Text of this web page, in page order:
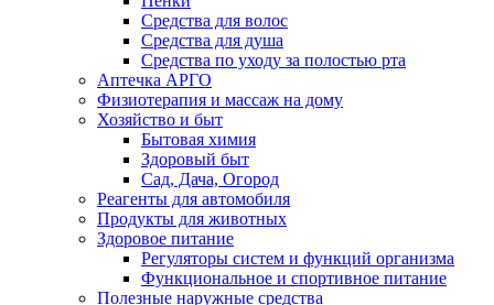
Средства для волос
Средства для душа
Средства по уходу за полостью рта
Аптечка АРГО
Физиотерапия и массаж на дому
Хозяйство и быт
Бытовая химия
Здоровый быт
Сад, Дача, Огород
Реагенты для автомобиля
Продукты для животных
Здоровое питание
Регуляторы систем и функций организма
Функциональное и спортивное питание
Полезные наружные средства